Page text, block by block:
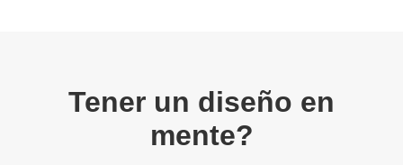
Tener un diseño en
mente?